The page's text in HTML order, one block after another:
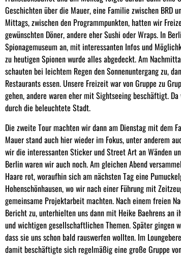
Geschichten über die Mauer, eine Familie zwischen BRD
Mittags, zwischen den Programmpunkten, hatten wir
gewünschten Döner, andere eher Sushi oder Wraps. In
Spionagemuseum an, mit interessanten Infos und
zu heutigen Spionen wurde alles abgedeckt. Am
schauten bei leichtem Regen den Sonnenuntergang zu,
Restaurants essen. Unsere Freizeit war von Gruppe zu
gehen, andere waren eher mit Sightseeing beschäftigt.
durch die beleuchtete Stadt.
Die zweite Tour machten wir dann am Dienstag mit dem
Mauer stand auch hier wieder im Fokus, unter anderem
wir die interessanten Sticker und Street Art an Wänden
Berlin waren wir auch noch. Am gleichen Abend
Haare rot, woraufhin sich am nächsten Tag eine
Hohenschönhausen, wo wir nach einer Führung mit
gemeinsame Projektarbeit machten. Nach einem freien
Bericht zu, unterhielten uns dann mit Heike Baehrens
und wichtigen gesellschaftlichen Themen. Später gingen
dass sie uns schon bald rauswerfen wollten. Im
damit beschäftigte sich regelmäßig eine große Gruppe